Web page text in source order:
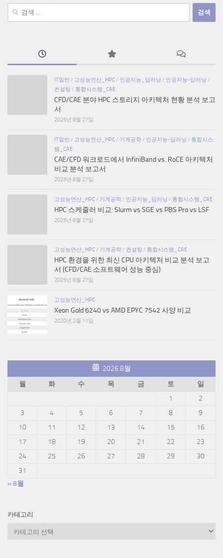
검
IT일반/ 고성능연산_HPC/ 인공지능_딥러닝 / 인공지능-딥러닝 /
컨설팅 / 통합시스템_CAE
CFD/CAE 분야 HPC 스토리지 아키텍처 현황 분석 보고
서
2025년 8월 27일
IT일반/ 고성능연산_HPC/ 기계공학/ 인공지능-딥러닝 / 통합시스
템_CAE
CAE/CFD 워크로드에서 InfiniBand vs. RoCE 아키텍처
비교 분석 보고서
2025년 8월 27일
고성능연산_HPC/ 기계공학/ 인공지능_딥러닝 / 통합시스템_CAE
HPC 스케줄러 비교: Slurm vs SGE vs PBS Pro vs LSF
2025년 8월 27일
고성능연산_HPC/ 기계공학/ 컨설팅 / 통합시스템_CAE
HPC 환경을 위한 최신 CPU 아키텍처 비교 분석 보고
서 (CFD/CAE 소프트웨어 성능 중심)
2025년 8월 27일
고성능연산_HPC
Xeon Gold 6240 vs AMD EPYC 7542 사양 비교
2020년 2월 11일
2026 8월
월
화 수 목 금 토
일
1
2
3
4 5 6 7 8
9
10
11 12 13 14 15
16
17
18 19 20 21 22
23
24
25 26 27 28 29
30
31
« 8월
카테고리